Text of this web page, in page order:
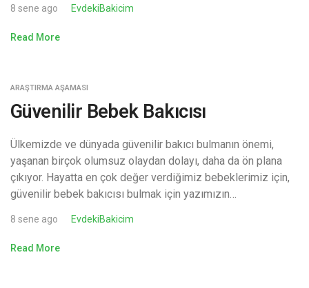
8 sene ago EvdekiBakicim
Read More
ARAŞTIRMA AŞAMASI
Güvenilir Bebek Bakıcısı
Ülkemizde ve dünyada güvenilir bakıcı bulmanın önemi,
yaşanan birçok olumsuz olaydan dolayı, daha da ön plana
çıkıyor. Hayatta en çok değer verdiğimiz bebeklerimiz için,
güvenilir bebek bakıcısı bulmak için yazımızın…
8 sene ago EvdekiBakicim
Read More